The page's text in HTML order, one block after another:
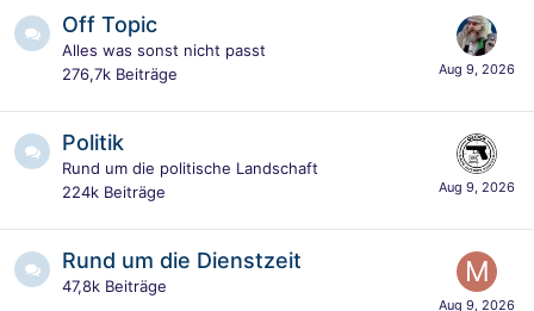
Off Topic
Alles was sonst nicht passt
276,7k Beiträge
Politik
Rund um die politische Landschaft
224k Beiträge
Rund um die Dienstzeit
47,8k Beiträge